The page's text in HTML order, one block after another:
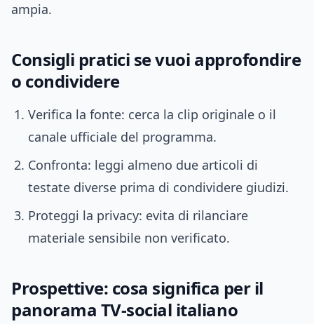
ampia.
Consigli pratici se vuoi approfondire
o condividere
Verifica la fonte: cerca la clip originale o il
canale ufficiale del programma.
Confronta: leggi almeno due articoli di
testate diverse prima di condividere giudizi.
Proteggi la privacy: evita di rilanciare
materiale sensibile non verificato.
Prospettive: cosa significa per il
panorama TV-social italiano